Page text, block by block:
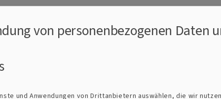
von personenbezogenen Daten
und Anwendungen von Drittanbietern auswählen, die wir